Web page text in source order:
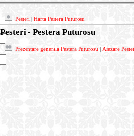
Pesteri Harta Pestera Puturosu
Pesteri - Pestera Puturosu
Prezentare generala Pestera Puturosu Asezare